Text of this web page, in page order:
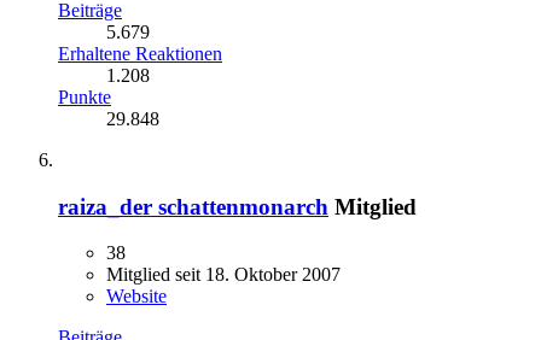
Beiträge
5.679
Erhaltene Reaktionen
1.208
Punkte
29.848
raiza_der schattenmonarch Mitglied
38
Mitglied seit 18. Oktober 2007
Website